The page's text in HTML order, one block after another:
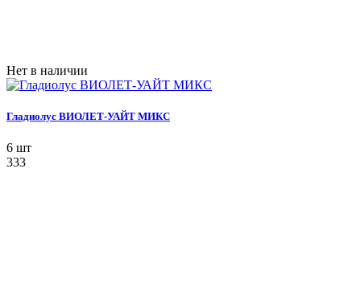
Нет в наличии
Гладиолус ВИОЛЕТ-УАЙТ МИКС
6 шт
333